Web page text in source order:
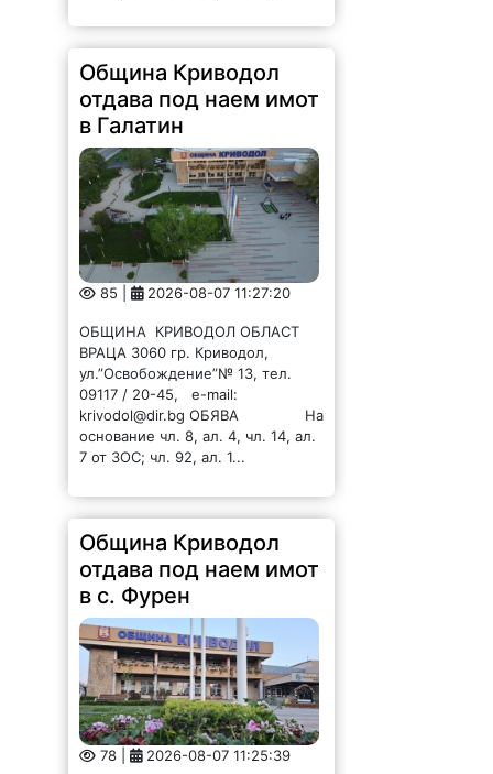
Община Криводол
отдава под наем имот
в Галатин
85 | 2026-08-07 11:27:20
ОБЩИНА КРИВОДОЛ ОБЛАСТ
ВРАЦА 3060 гр. Криводол,
ул.”Освобождение”№ 13, тел.
09117 / 20-45, e-mail:
krivodol@dir.bg ОБЯВА На
основание чл. 8, ал. 4, чл. 14, ал.
7 от ЗОС; чл. 92, ал. 1...
Община Криводол
отдава под наем имот
в с. Фурен
78 | 2026-08-07 11:25:39